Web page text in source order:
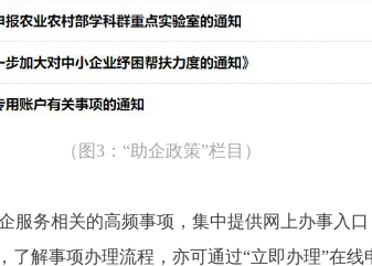
（图3：“助企政策”栏目）
务相关的高频事项，集中提供网上办事入口
解事项办理流程，亦可通过“立即办理”在线